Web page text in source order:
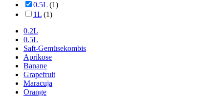
0.5L (1)
1L (1)
0.2L
0.5L
Saft-Gemüsekombis
Aprikose
Banane
Grapefruit
Maracuja
Orange